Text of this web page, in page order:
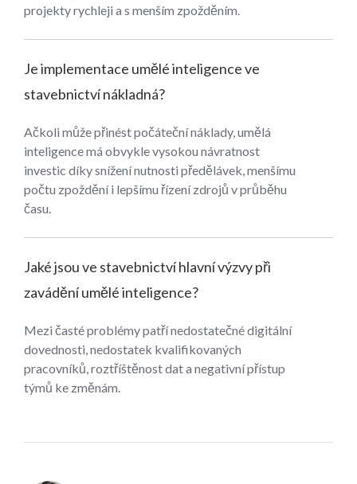
projekty rychleji a s menším zpožděním.
Je implementace umělé inteligence ve
stavebnictví nákladná?
Ačkoli může přinést počáteční náklady, umělá
inteligence má obvykle vysokou návratnost
investic díky snížení nutnosti předělávek, menšímu
počtu zpoždění i lepšímu řízení zdrojů v průběhu
času.
Jaké jsou ve stavebnictví hlavní výzvy při
zavádění umělé inteligence?
Mezi časté problémy patří nedostatečné digitální
dovednosti, nedostatek kvalifikovaných
pracovníků, roztříštěnost dat a negativní přístup
týmů ke změnám.